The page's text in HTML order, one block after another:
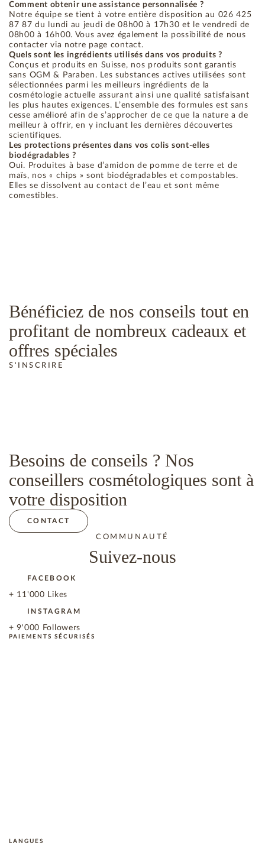
Comment obtenir une assistance personnalisée ?
Notre équipe se tient à votre entière disposition au 026 425
87 87 du lundi au jeudi de 08h00 à 17h30 et le vendredi de
08h00 à 16h00. Vous avez également la possibilité de nous
contacter via notre page contact.
Quels sont les ingrédients utilisés dans vos produits ?
Conçus et produits en Suisse, nos produits sont garantis
sans OGM & Paraben. Les substances actives utilisées sont
sélectionnées parmi les meilleurs ingrédients de la
cosmétologie actuelle assurant ainsi une qualité satisfaisant
les plus hautes exigences. L’ensemble des formules est sans
cesse amélioré afin de s’approcher de ce que la nature a de
meilleur à offrir, en y incluant les dernières découvertes
scientifiques.
Les protections présentes dans vos colis sont-elles
biodégradables ?
Oui. Produites à base d’amidon de pomme de terre et de
maïs, nos « chips » sont biodégradables et compostables.
Elles se dissolvent au contact de l’eau et sont même
comestibles.
Bénéficiez de nos conseils tout en
profitant de nombreux cadeaux et
offres spéciales
S'INSCRIRE
Besoins de conseils ? Nos
conseillers cosmétologiques sont à
votre disposition
CONTACT
COMMUNAUTÉ
Suivez-nous
FACEBOOK
+ 11'000 Likes
INSTAGRAM
+ 9'000 Followers
PAIEMENTS SÉCURISÉS
LANGUES